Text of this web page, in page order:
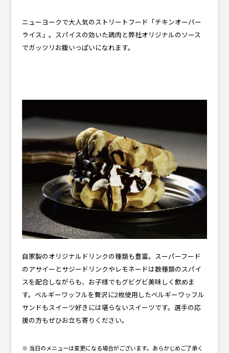
ニューヨークで大人気のストリートフード「チキンオーバー
ライス」。スパイスの効いた鶏肉と弊社オリジナルのソース
でガッツリお腹いっぱいになれます。
自家製のオリジナルドリンクの種類も豊富。スーパーフード
のアサイーとサジードリンクやレモネードは数種類のスパイ
スを配合しながらも、お子様でもグビグビ美味しく飲めま
す。ベルギーワッフルを贅沢に2枚使用したベルギーワッフル
サンドもスイーツ好きには堪らないスイーツです。選手の応
援の方もぜひお立ち寄りください。
※ 当日のメニューは変更になる場合がございます。あらかじめご了承く